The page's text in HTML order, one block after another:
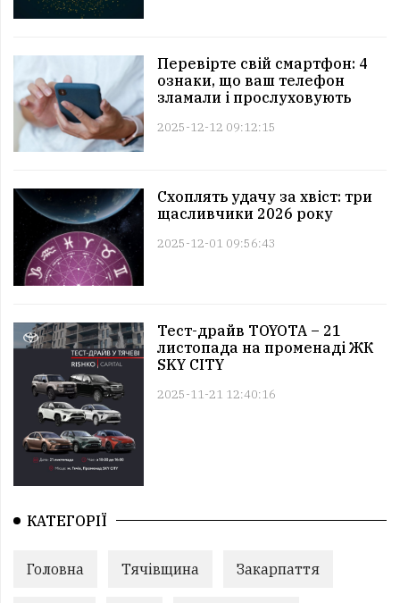
Перевірте свій смартфон: 4
ознаки, що ваш телефон
зламали і прослуховують
2025-12-12 09:12:15
Схоплять удачу за хвіст: три
щасливчики 2026 року
2025-12-01 09:56:43
Тест-драйв TOYOTA – 21
листопада на променаді ЖК
SKY CITY
2025-11-21 12:40:16
КАТЕГОРІЇ
Головна Тячівщина Закарпаття